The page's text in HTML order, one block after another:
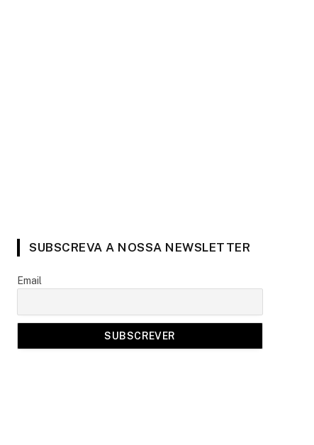
SUBSCREVA A NOSSA NEWSLETTER
Email